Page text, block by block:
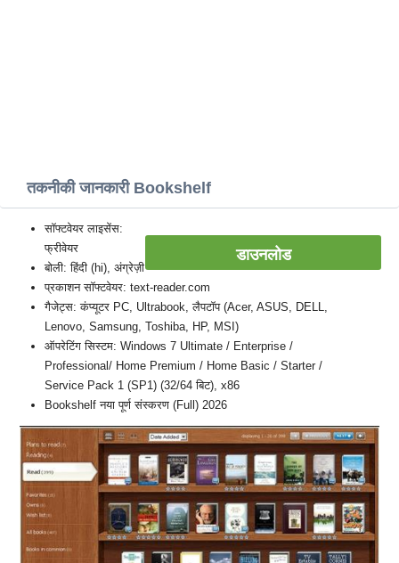
तकनीकी जानकारी Bookshelf
डाउनलोड
सॉफ्टवेयर लाइसेंस:
फ्रीवेयर
बोली: हिंदी (hi), अंग्रेज़ी
प्रकाशन सॉफ्टवेयर: text-reader.com
गैजेट्स: कंप्यूटर PC, Ultrabook, लैपटॉप (Acer, ASUS, DELL,
Lenovo, Samsung, Toshiba, HP, MSI)
ऑपरेटिंग सिस्टम: Windows 7 Ultimate / Enterprise /
Professional/ Home Premium / Home Basic / Starter /
Service Pack 1 (SP1) (32/64 बिट), x86
Bookshelf नया पूर्ण संस्करण (Full) 2026